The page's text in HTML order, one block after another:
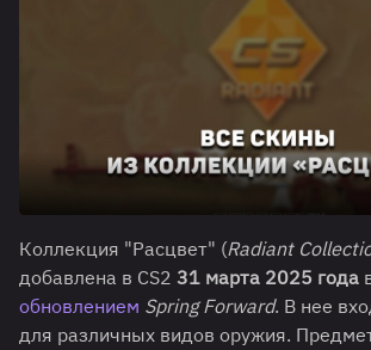
Коллекция "Расцвет" (Radiant
добавлена в CS2 31 марта 2025 года
обновлением Spring Forward. В нее
для различных видов оружия.